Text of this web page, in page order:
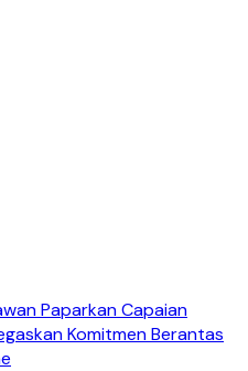
Paparkan Capaian
Komitmen Berantas